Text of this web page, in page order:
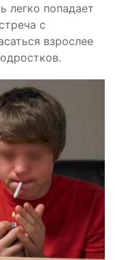
легко попадает
с
взрослее